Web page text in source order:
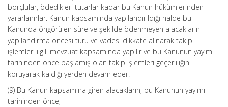
borçlular, ödedikleri tutarlar kadar bu Kanun hükümlerinden
yararlanırlar. Kanun kapsamında yapılandırıldığı halde bu
Kanunda öngörülen süre ve şekilde ödenmeyen alacakların
yapılandırma öncesi türü ve vadesi dikkate alınarak takip
işlemleri ilgili mevzuat kapsamında yapılır ve bu Kanunun yayım
tarihinden önce başlamış olan takip işlemleri geçerliliğini
koruyarak kaldığı yerden devam eder.
(9) Bu Kanun kapsamına giren alacakların, bu Kanunun yayımı
tarihinden önce;